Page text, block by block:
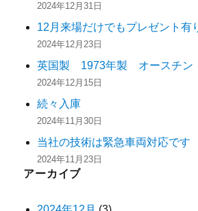
2024年12月31日
12月来場だけでもプレゼント有
2024年12月23日
英国製 1973年製 オースチ
2024年12月15日
続々入庫
2024年11月30日
当社の技術は緊急車両対応です
2024年11月23日
アーカイブ